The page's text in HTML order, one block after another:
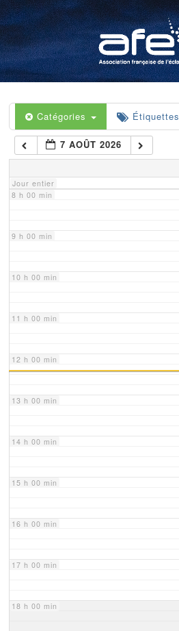
Catégories Étiquettes
7 AOÛT 2026
Jour entier
4 h 00 min
5 h 00 min
6 h 00 min
7 h 00 min
8 h 00 min
9 h 00 min
10 h 00 min
11 h 00 min
12 h 00 min
13 h 00 min
14 h 00 min
15 h 00 min
16 h 00 min
17 h 00 min
18 h 00 min